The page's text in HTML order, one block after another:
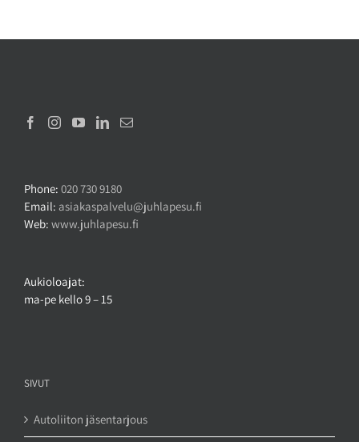
Phone: 020 730 9180
Email: asiakaspalvelu@juhlapesu.fi
Web: www.juhlapesu.fi
Aukioloajat:
ma-pe kello 9 – 15
SIVUT
Autoliiton jäsentarjous